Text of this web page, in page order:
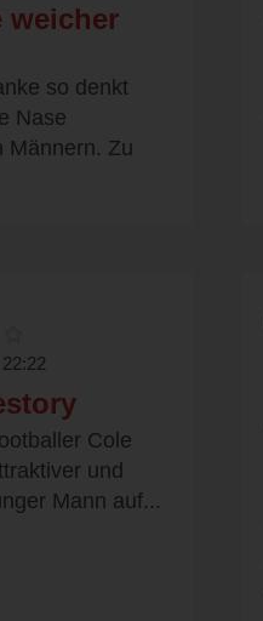
weicher
so denkt
Nase
Männern. Zu
Cole
und
Mann auf...